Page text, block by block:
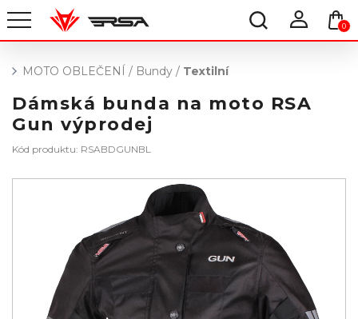
0
MOTO OBLEČENÍ / Bundy / Textilní
Dámská bunda na moto RSA
Gun výprodej
Kód produktu: RSABDGUNBL